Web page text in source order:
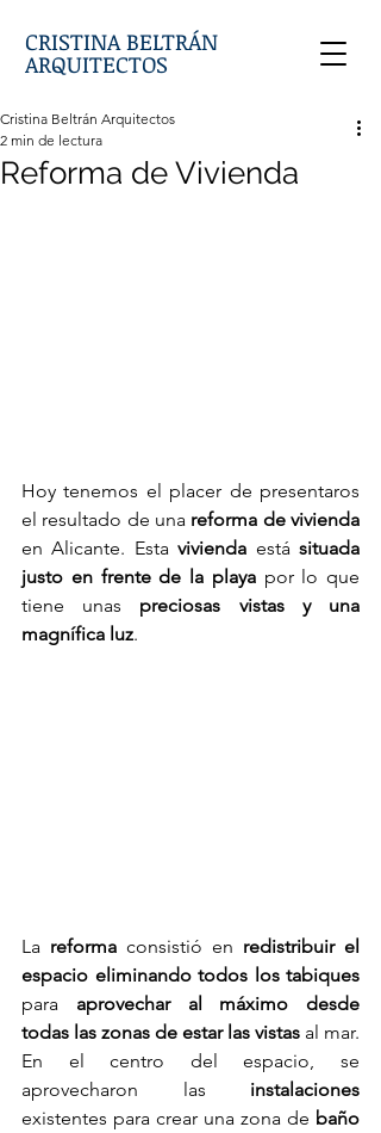
CRISTINA BELTRÁN
ARQUITECTOS
Reforma de Vivienda
Cristina Beltrán Arquitectos
2 min de lectura
Hoy tenemos el placer de presentaros
el resultado de una reforma de vivienda
en Alicante. Esta vivienda está situada
justo en frente de la playa por lo que
tiene unas preciosas vistas y una
magnífica luz.
La reforma consistió en redistribuir el
espacio eliminando todos los tabiques
para aprovechar al máximo desde
todas las zonas de estar las vistas al mar.
En el centro del espacio, se
aprovecharon las instalaciones
existentes para crear una zona de baño